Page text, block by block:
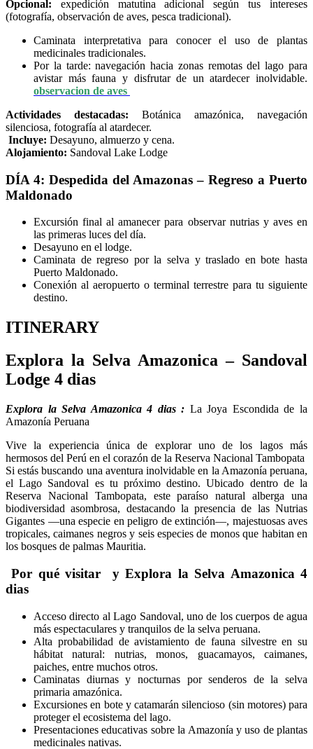
Opcional: expedición matutina adicional según tus intereses
(fotografía, observación de aves, pesca tradicional).
Caminata interpretativa para conocer el uso de plantas
medicinales tradicionales.
Por la tarde: navegación hacia zonas remotas del lago para
avistar más fauna y disfrutar de un atardecer inolvidable.
observacion de aves
Actividades destacadas: Botánica amazónica, navegación
silenciosa, fotografía al atardecer.
Incluye: Desayuno, almuerzo y cena.
Alojamiento: Sandoval Lake Lodge
DÍA 4: Despedida del Amazonas – Regreso a Puerto
Maldonado
Excursión final al amanecer para observar nutrias y aves en
las primeras luces del día.
Desayuno en el lodge.
Caminata de regreso por la selva y traslado en bote hasta
Puerto Maldonado.
Conexión al aeropuerto o terminal terrestre para tu siguiente
destino.
ITINERARY
Explora la Selva Amazonica – Sandoval
Lodge 4 dias
Explora la Selva Amazonica 4 dias : La Joya Escondida de la
Amazonía Peruana
Vive la experiencia única de explorar uno de los lagos más
hermosos del Perú en el corazón de la Reserva Nacional Tambopata
Si estás buscando una aventura inolvidable en la Amazonía peruana,
el Lago Sandoval es tu próximo destino. Ubicado dentro de la
Reserva Nacional Tambopata, este paraíso natural alberga una
biodiversidad asombrosa, destacando la presencia de las Nutrias
Gigantes —una especie en peligro de extinción—, majestuosas aves
tropicales, caimanes negros y seis especies de monos que habitan en
los bosques de palmas Mauritia.
Por qué visitar y Explora la Selva Amazonica 4
dias
Acceso directo al Lago Sandoval, uno de los cuerpos de agua
más espectaculares y tranquilos de la selva peruana.
Alta probabilidad de avistamiento de fauna silvestre en su
hábitat natural: nutrias, monos, guacamayos, caimanes,
paiches, entre muchos otros.
Caminatas diurnas y nocturnas por senderos de la selva
primaria amazónica.
Excursiones en bote y catamarán silencioso (sin motores) para
proteger el ecosistema del lago.
Presentaciones educativas sobre la Amazonía y uso de plantas
medicinales nativas.